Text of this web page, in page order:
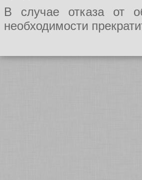
В случае отказа от
необходимости